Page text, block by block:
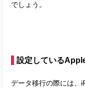
でしょう。
設定している
データ移行の際には、